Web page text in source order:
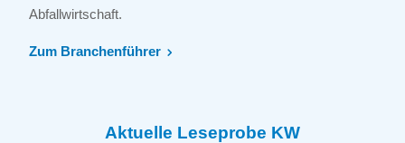
Abfallwirtschaft.
Zum Branchenführer
Aktuelle Leseprobe KW